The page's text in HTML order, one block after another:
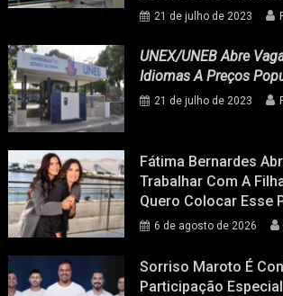
21 de julho de 2023
UNEX/UNEB Abre
Idiomas A Preços
21 de julho de 2023
Fátima Bernardes
Trabalhar Com A
Quero Colocar Esse
6 de agosto de 2026
Sorriso Maroto É
Participação